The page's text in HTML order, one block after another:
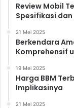
Review Mobil
Spesifikasi
21 Mei 2025
Berkendara
Komprehensif
19 Mei 2025
Harga BBM
Implikasinya
21 Mei 2025